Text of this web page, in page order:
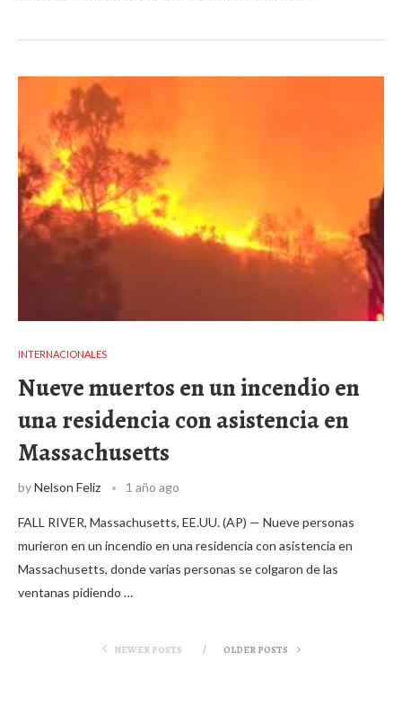
INTERNACIONALES
Nueve muertos en un incendio en
una residencia con asistencia en
Massachusetts
byNelson Feliz 1 año ago
FALL RIVER, Massachusetts, EE.UU. (AP) — Nueve personas
murieron en un incendio en una residencia con asistencia en
Massachusetts, donde varias personas se colgaron de las
ventanas pidiendo …
NEWER POSTS OLDER POSTS